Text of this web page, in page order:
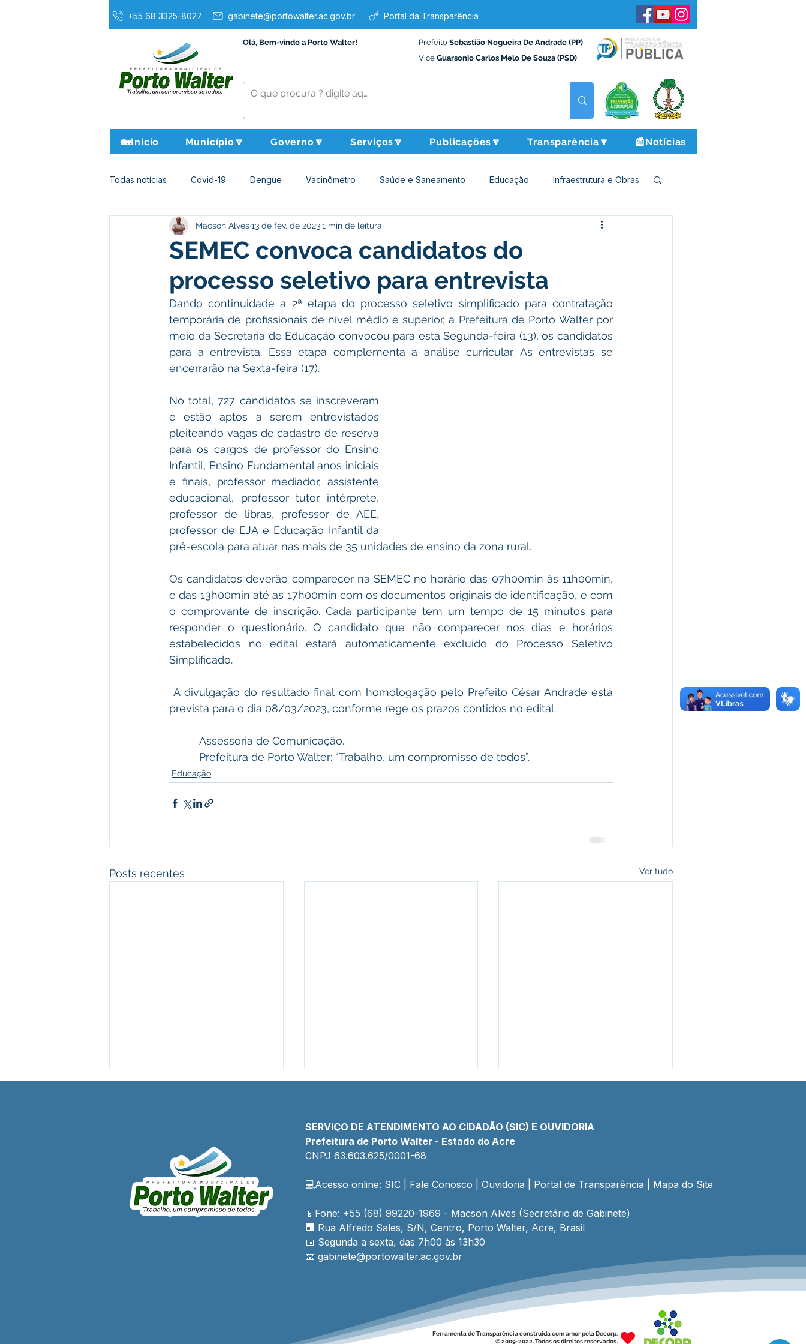
+55 68 3325-8027 gabinete@portowalter.ac.gov.br Portal da Transparência
Olá, Bem-vindo a Porto Walter! Prefeito Sebastião Nogueira De Andrade (PP)
Vice Guarsonio Carlos Melo De Souza (PSD)
🏡Início Município🔽 Governo🔽 Serviços🔽 Publicações🔽 Transparência🔽 📰Notícias
Todas notícias Covid-19 Dengue Vacinômetro Saúde e Saneamento Educação Infraestrutura e Obras
Agricultura e Meio Ambiente Assistência Social Desporto Cultura e Lazer
Institucional e Governo Políticas Públicas Nota de Pesar Campanhas Datas Comemorativas
Defesa Civil Enchente Emenda Parlamentar Convênios e Parcerias Nota de Esclarecimento
Licitações Leilão Eleições Festival do Milho
Apoio ao produtor Saúde Aniversário da cidade
SEMEC convoca candidatos do
processo seletivo para entrevista
Macson Alves13 de fev. de 20231 min de leitura
Dando continuidade a 2ª etapa do processo seletivo simplificado para contratação
temporária de profissionais de nível médio e superior, a Prefeitura de Porto Walter por
meio da Secretaria de Educação convocou para esta Segunda-feira (13), os candidatos
para a entrevista. Essa etapa complementa a análise curricular. As entrevistas se
encerrarão na Sexta-feira (17).
No total, 727 candidatos se inscreveram
e estão aptos a serem entrevistados
pleiteando vagas de cadastro de reserva
para os cargos de professor do Ensino
Infantil, Ensino Fundamental anos iniciais
e finais, professor mediador, assistente
educacional, professor tutor intérprete,
professor de libras, professor de AEE,
professor de EJA e Educação Infantil da
pré-escola para atuar nas mais de 35 unidades de ensino da zona rural.
Os candidatos deverão comparecer na SEMEC no horário das 07h00min às 11h00min,
e das 13h00min até as 17h00min com os documentos originais de identificação, e com
o comprovante de inscrição. Cada participante tem um tempo de 15 minutos para
responder o questionário. O candidato que não comparecer nos dias e horários
estabelecidos no edital estará automaticamente excluído do Processo Seletivo
Simplificado.
A divulgação do resultado final com homologação pelo Prefeito César Andrade está
prevista para o dia 08/03/2023, conforme rege os prazos contidos no edital.
          Assessoria de Comunicação.
          Prefeitura de Porto Walter: “Trabalho, um compromisso de todos”.
Educação
Posts recentes Ver tudo
Porto Walter conquista 3º
lugar em evolução da
Alfabetização no Acre
Prefeito e Secretário
asseguram transporte
escolar para toda a rede
escolar rural
Ano letivo da zona rural
estratégica da Prefeitura
para qualificar professores
da Educação do Campo
SERVIÇO DE ATENDIMENTO AO CIDADÃO (SIC) E OUVIDORIA
Prefeitura de Porto Walter - Estado do Acre
CNPJ 63.603.625/0001-68
💻Acesso online: SIC Fale Conosco Ouvidoria Portal de Transparência Mapa do Site
📱Fone: +55 (68) 99220-1969 - Macson Alves (Secretário de Gabinete)
🏢 Rua Alfredo Sales, S/N, Centro, Porto Walter, Acre, Brasil
📅 Segunda a sexta, das 7h00 às 13h30
📧 gabinete@portowalter.ac.gov.br
Ferramenta de Transparência construída com amor pela Decorp.
© 2009-2022. Todos os direitos reservados.